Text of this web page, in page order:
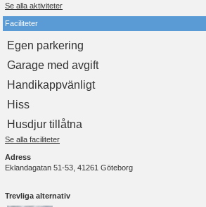
Se alla aktiviteter
Faciliteter
Egen parkering
Garage med avgift
Handikappvänligt
Hiss
Husdjur tillåtna
Se alla faciliteter
Adress
Eklandagatan 51-53, 41261 Göteborg
Trevliga alternativ